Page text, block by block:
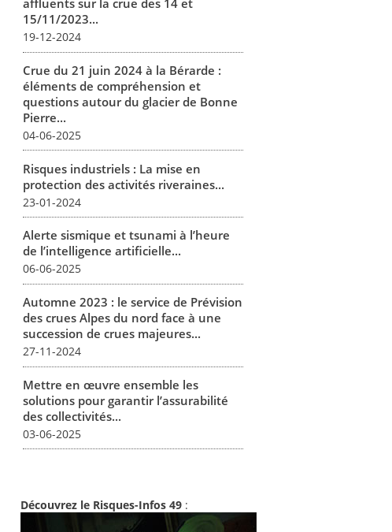
affluents sur la crue des 14 et
15/11/2023...
19-12-2024
Crue du 21 juin 2024 à la Bérarde :
éléments de compréhension et
questions autour du glacier de Bonne
Pierre...
04-06-2025
Risques industriels : La mise en
protection des activités riveraines...
23-01-2024
Alerte sismique et tsunami à l’heure
de l’intelligence artificielle...
06-06-2025
Automne 2023 : le service de Prévision
des crues Alpes du nord face à une
succession de crues majeures...
27-11-2024
Mettre en œuvre ensemble les
solutions pour garantir l’assurabilité
des collectivités...
03-06-2025
Découvrez le Risques-Infos 49 :